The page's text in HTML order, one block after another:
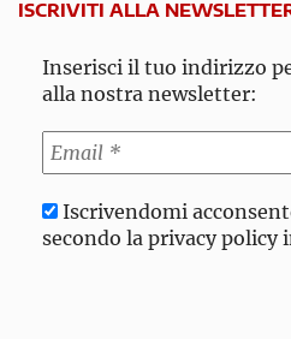
ISCRIVITI ALLA
Inserisci il tuo indirizzo
alla nostra newsletter:
Iscrivendomi
secondo la privacy policy